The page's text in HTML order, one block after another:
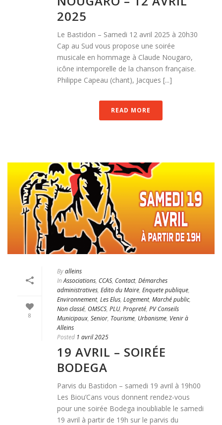
2025
Le Bastidon – Samedi 12 avril 2025 à 20h30
Cap au Sud vous propose une soirée
musicale en hommage à Claude Nougaro,
icône intemporelle de la chanson française.
Philippe Capeau (chant), Jacques [...]
READ MORE
8
Byalleins
In Associations, CCAS, Contact, Démarches
administratives, Edito du Maire, Enquete publique,
Environnement, Les Elus, Logement, Marché public,
Non classé, OMSCS, PLU, Propreté, PV Conseils
Municipaux, Senior, Tourisme, Urbanisme, Venir à
Alleins
Posted 1 avril 2025
19 AVRIL – SOIRÉE
BODEGA
Parvis du Bastidon – samedi 19 avril à 19h00
Les Biou’Cans vous donnent rendez-vous
pour une soirée Bodega inoubliable le samedi
19 avril à partir de 19h sur le parvis du